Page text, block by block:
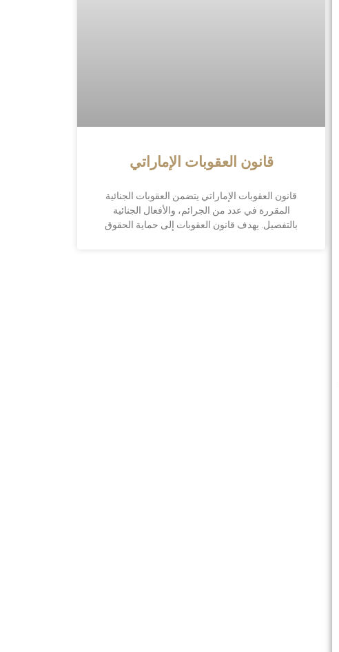
قانون العقوبات الإماراتي
قانون العقوبات الإماراتي يتضمن العقوبات الجنائية
المقررة في عدد من الجرائم، والأفعال الجنائية
بالتفصيل. يهدف قانون العقوبات إلى حماية الحقوق